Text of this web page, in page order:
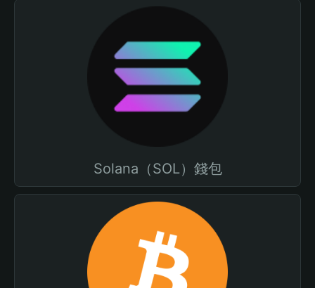
Solana（SOL）錢包